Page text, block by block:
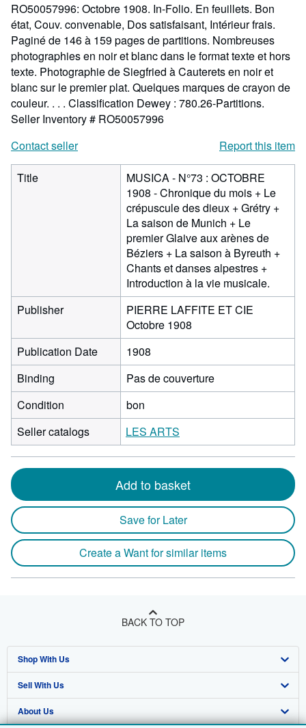
RO50057996: Octobre 1908. In-Folio. En feuillets. Bon
état, Couv. convenable, Dos satisfaisant, Intérieur frais.
Paginé de 146 à 159 pages de partitions. Nombreuses
photographies en noir et blanc dans le format texte et hors
texte. Photographie de Siegfried à Cauterets en noir et
blanc sur le premier plat. Quelques marques de crayon de
couleur. . . . Classification Dewey : 780.26-Partitions.
Seller Inventory # RO50057996
Contact seller
Report this item
Title
MUSICA - N°73 : OCTOBRE
1908 - Chronique du mois + Le
crépuscule des dieux + Grétry +
La saison de Munich + Le
premier Glaive aux arènes de
Béziers + La saison à Byreuth +
Chants et danses alpestres +
Introduction à la vie musicale.
Publisher
PIERRE LAFFITE ET CIE
Octobre 1908
Publication Date
1908
Binding
Pas de couverture
Condition
bon
Seller catalogs
LES ARTS
Add to basket
Save for Later
Create a Want for similar items
BACK TO TOP
Shop With Us
Advanced Search
Browse Collections
Sell With Us
Start Selling
About Us